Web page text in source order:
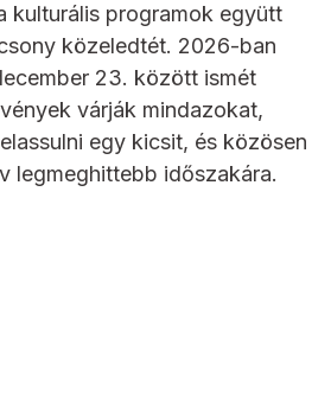
kulturális programok együtt
közeledtét. 2026-ban
23. között ismét
várják mindazokat,
egy kicsit, és közösen
legmeghittebb időszakára.